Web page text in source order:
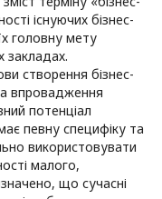
існуючих бізнес-
головну мету
закладах.
створення бізнес-
впровадження
потенціал
певну специфіку та
використовувати
малого,
що сучасні